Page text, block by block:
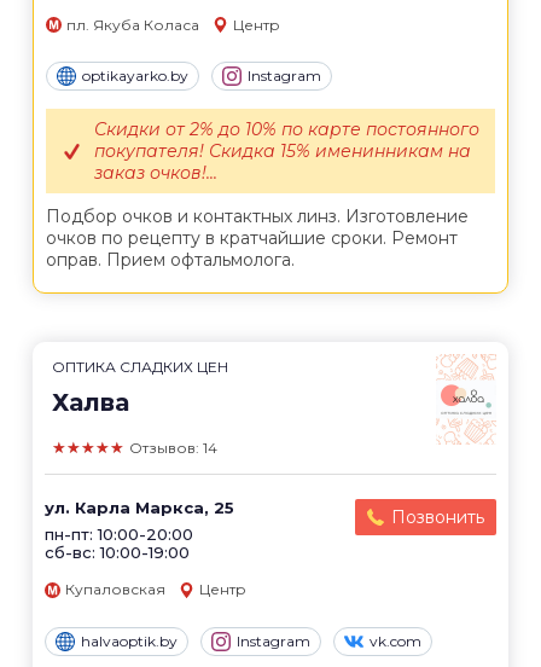
пл. Якуба Коласа Центр
optikayarko.by Instagram
Подбор очков и контактных линз. Изготовление
очков по рецепту в кратчайшие сроки. Ремонт
оправ. Прием офтальмолога.
Скидки от 2% до 10% по карте постоянного
покупателя! Скидка 15% именинникам на
заказ очков!...
ОПТИКА СЛАДКИХ ЦЕН
Халва
★★★★★ Отзывов: 14
ул. Карла Маркса, 25
пн-пт: 10:00-20:00
сб-вс: 10:00-19:00
Позвонить
Купаловская Центр
halvaoptik.by Instagram vk.com